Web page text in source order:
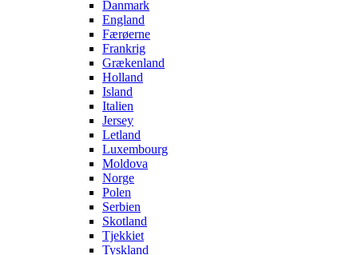
Danmark
England
Færøerne
Frankrig
Grækenland
Holland
Island
Italien
Jersey
Letland
Luxembourg
Moldova
Norge
Polen
Serbien
Skotland
Tjekkiet
Tyskland